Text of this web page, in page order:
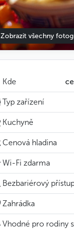
Zobrazit všechny
Kde
Typ zařízení
Kuchyně
Cenová hladina
Wi-Fi zdarma
Bezbariérový
Zahrádka
Vhodné pro rodiny